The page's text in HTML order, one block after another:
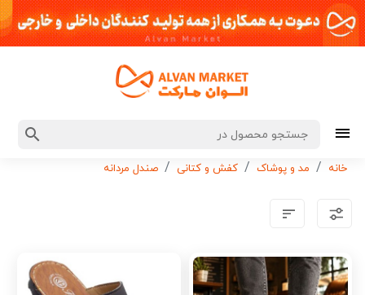
خانه مد و پوشاک کفش و کتانی صندل مردانه